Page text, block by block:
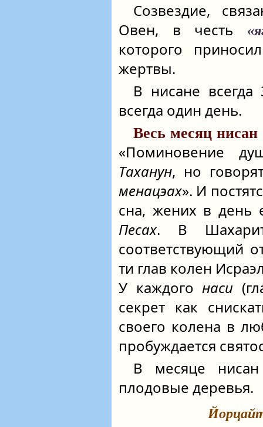
Созвездие,
Овен, в честь
которого
жертвы.
В нисане
всегда один день.
Весь месяц нисан
«Поминовение
Таханун, но
менацэах». И
сна, жених в
Песах. В
соответствующий
ти глав колен
У каждого наси
секрет как
своего колена в
пробуждается
В месяце нисан
плодовые деревья.